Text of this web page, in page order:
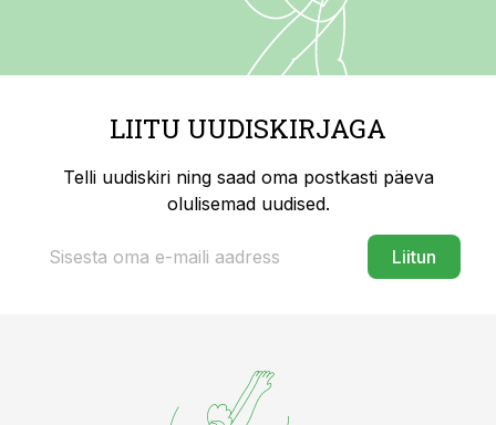
LIITU UUDISKIRJAGA
Telli uudiskiri ning saad oma postkasti päeva
olulisemad uudised.
Liitun